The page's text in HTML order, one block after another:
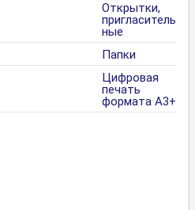
Открытки,
пригласитель
ные
Папки
Цифровая
печать
формата А3+